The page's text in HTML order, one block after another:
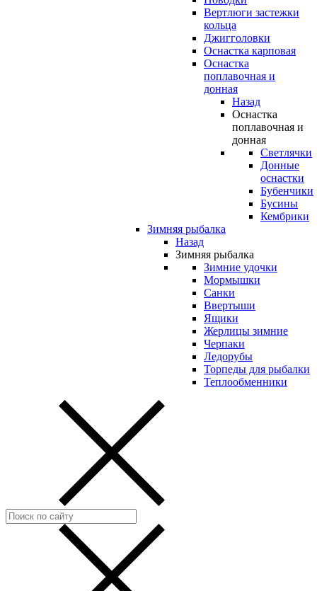
Вертлюги застежки
кольца
Джигголовки
Оснастка карповая
Оснастка
поплавочная и
донная
Назад
Оснастка
поплавочная и
донная
Светлячки
Донные
оснастки
Бубенчики
Бусины
Кембрики
Зимняя рыбалка
Назад
Зимняя рыбалка
Зимние удочки
Мормышки
Санки
Ввертыши
Ящики
Жерлицы зимние
Черпаки
Ледорубы
Торпеды для рыбалки
Теплообменники